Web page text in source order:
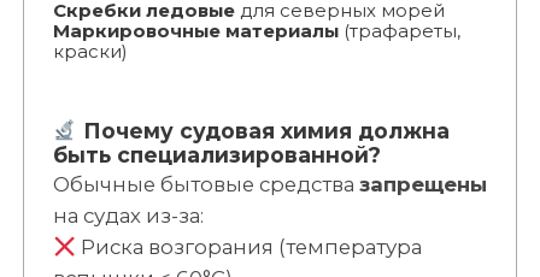
Скребки ледовыедля северных морей
Маркировочные материалы(трафареты,
краски)
Почему судовая химия должна
быть специализированной?
Обычные бытовые средства запрещены
на судах из-за:
Риска возгорания (температура